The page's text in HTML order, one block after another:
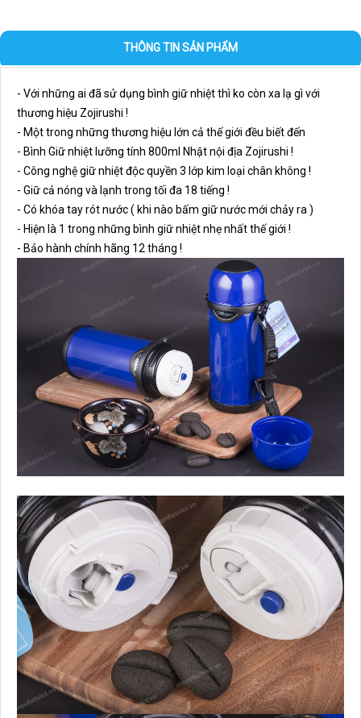
THÔNG TIN SẢN PHẨM
- Với những ai đã sử dụng bình giữ nhiệt thì ko còn xa lạ gì với
thương hiệu Zojirushi !
- Một trong những thương hiệu lớn cả thế giới đều biết đến
- Bình Giữ nhiệt lưỡng tính 800ml Nhật nội địa Zojirushi !
- Công nghệ giữ nhiệt độc quyền 3 lớp kim loại chân không !
- Giữ cả nóng và lạnh trong tối đa 18 tiếng !
- Có khóa tay rót nước ( khi nào bấm giữ nước mới chảy ra )
- Hiện là 1 trong những bình giữ nhiệt nhẹ nhất thế giới !
- Bảo hành chính hãng 12 tháng !